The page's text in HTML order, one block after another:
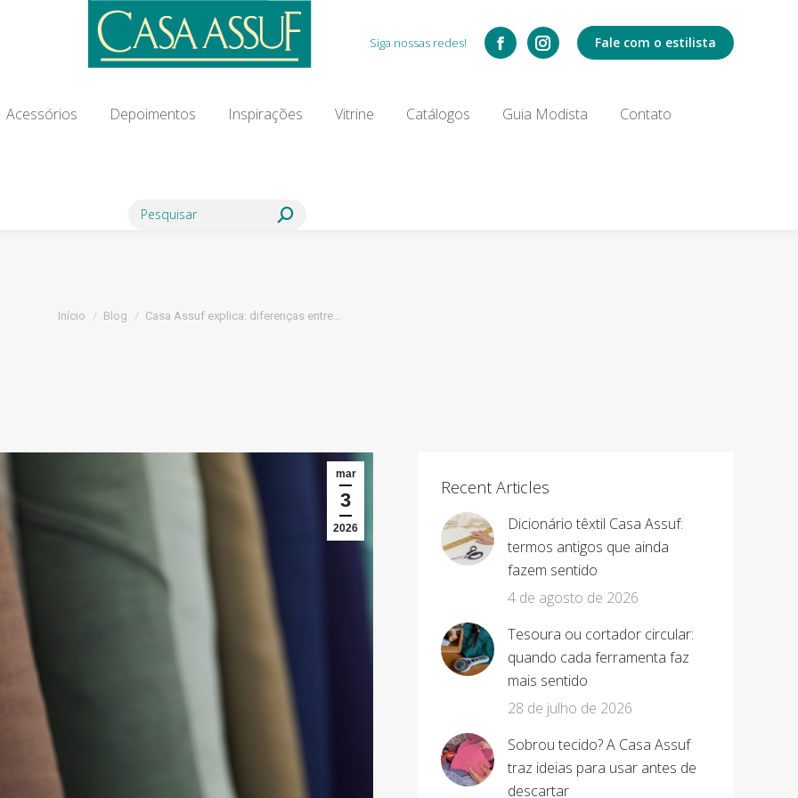
Siga nossas redes! Fale com o estilista
Acessórios Depoimentos Inspirações Vitrine Catálogos Guia Modista Contato
Search:
Você está aqui:
Início Blog Casa Assuf explica: diferenças entre…
mar
3
2026
Recent Articles
Dicionário têxtil Casa Assuf:
termos antigos que ainda
fazem sentido
4 de agosto de 2026
Tesoura ou cortador circular:
quando cada ferramenta faz
mais sentido
28 de julho de 2026
Sobrou tecido? A Casa Assuf
traz ideias para usar antes de
descartar
Depoimentos Inspirações
Search: